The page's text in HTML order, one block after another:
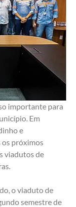
importante para
Em
e
os próximos
viadutos de
o viaduto de
semestre de